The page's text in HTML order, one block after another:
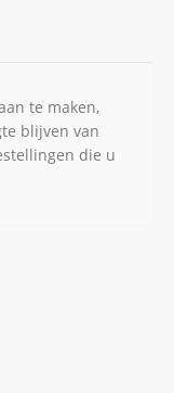
te maken,
blijven van
die u